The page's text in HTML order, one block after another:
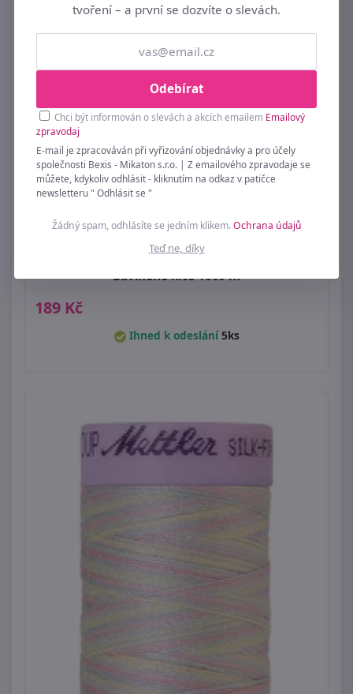
Bavlněné nitě 1000 m
189 Kč
Ihned k odeslání5ks
tvoření – a první se dozvíte o slevách.
Odebírat
Chci být informován o slevách a akcích emailem Emailový
zpravodaj
E-mail je zpracováván při vyřizování objednávky a pro účely
společnosti Bexis - Mikaton s.r.o. | Z emailového zpravodaje se
můžete, kdykoliv odhlásit - kliknutím na odkaz v patičce
newsletteru " Odhlásit se "
Žádný spam, odhlásíte se jedním klikem.Ochrana údajů
Teď ne, díky